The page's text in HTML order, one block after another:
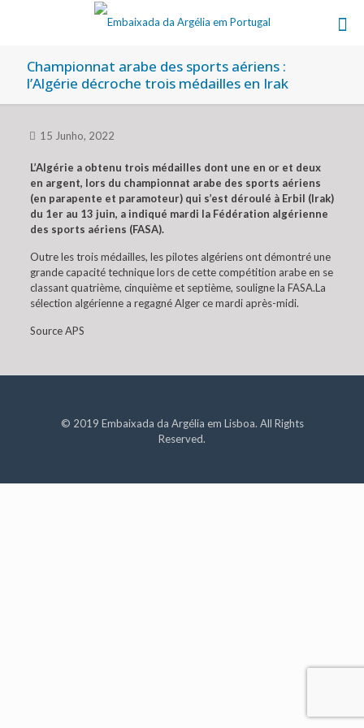
Championnat arabe des sports aériens :
l’Algérie décroche trois médailles en Irak
15 Junho, 2022
L’Algérie a obtenu trois médailles dont une en or et deux
en argent, lors du championnat arabe des sports aériens
(en parapente et paramoteur) qui s’est déroulé à Erbil (Irak)
du 1er au 13 juin, a indiqué mardi la Fédération algérienne
des sports aériens (FASA).
Outre les trois médailles, les pilotes algériens ont démontré une
grande capacité technique lors de cette compétition arabe en se
classant quatrième, cinquième et septième, souligne la FASA.La
sélection algérienne a regagné Alger ce mardi après-midi.
Source APS
© 2019 Embaixada da Argélia em Lisboa. All Rights
Reserved.